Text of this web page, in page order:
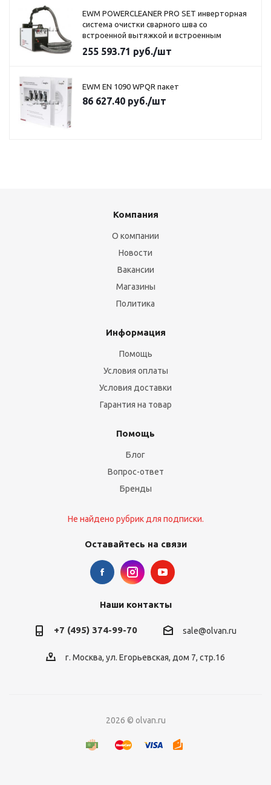
EWM POWERCLEANER PRO SET инверторная
система очистки сварного шва со
встроенной вытяжкой и встроенным
насосом для электролита
255 593.71 руб./шт
EWM EN 1090 WPQR пакет
86 627.40 руб./шт
Компания
О компании
Новости
Вакансии
Магазины
Политика
Информация
Помощь
Условия оплаты
Условия доставки
Гарантия на товар
Помощь
Блог
Вопрос-ответ
Бренды
Не найдено рубрик для подписки.
Оставайтесь на связи
Наши контакты
+7 (495) 374-99-70 sale@olvan.ru
г. Москва, ул. Егорьевская, дом 7, стр.16
2026 © olvan.ru